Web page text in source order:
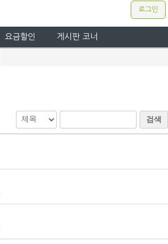
로그인
요금할인 게시판 코너
검색